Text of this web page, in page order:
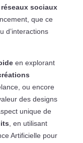
réseaux sociaux
que ce
d’interactions
en explorant
ou encore
des designs
unique de
, en utilisant
Artificielle pour